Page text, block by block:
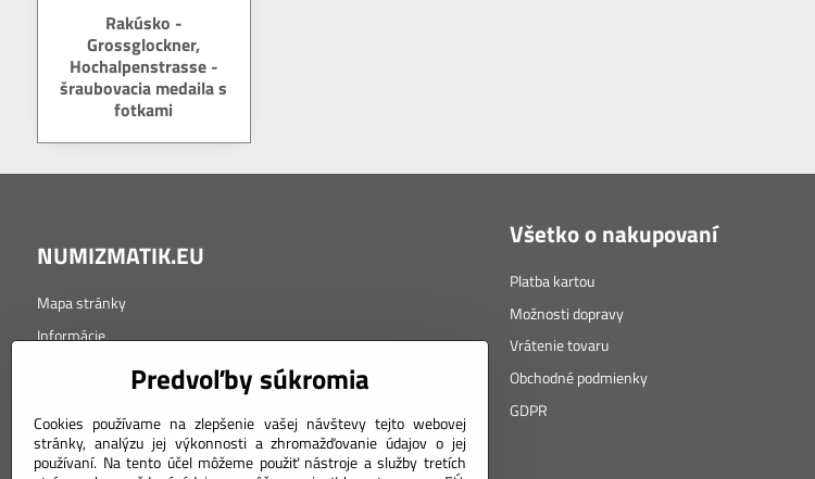
Rakúsko -
Grossglockner,
Hochalpenstrasse -
šraubovacia medaila s
fotkami
NUMIZMATIK.EU
Mapa stránky
Informácie
Tabuľka značenia kvality
Všetko o nakupovaní
Platba kartou
Možnosti dopravy
Vrátenie tovaru
Obchodné podmienky
GDPR
Predvoľby súkromia
Cookies používame na zlepšenie vašej návštevy tejto webovej
stránky, analýzu jej výkonnosti a zhromažďovanie údajov o jej
používaní. Na tento účel môžeme použiť nástroje a služby tretích